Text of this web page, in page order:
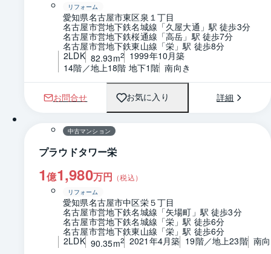
リフォーム
愛知県名古屋市東区泉１丁目
名古屋市営地下鉄名城線「久屋大通」駅 徒歩3分
名古屋市営地下鉄桜通線「高岳」駅 徒歩7分
名古屋市営地下鉄東山線「栄」駅 徒歩8分
2LDK 82.93m2
1999年10月築
14階／地上18階 地下1階 南向き
お問合せ お気に入り 詳細
1 / 0 間取り
中古マンション
プラウドタワー栄
1億1,980万円 （税込）
リフォーム
愛知県名古屋市中区栄５丁目
名古屋市営地下鉄名城線「矢場町」駅 徒歩3分
名古屋市営地下鉄名城線「栄」駅 徒歩6分
名古屋市営地下鉄東山線「栄」駅 徒歩6分
2LDK 90.35m2 2021年4月築 19階／地上23階 南